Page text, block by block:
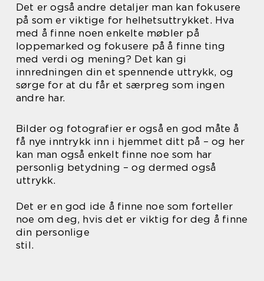
Det er også andre detaljer man kan fokusere
på som er viktige for helhetsuttrykket. Hva
med å finne noen enkelte møbler på
loppemarked og fokusere på å finne ting
med verdi og mening? Det kan gi
innredningen din et spennende uttrykk, og
sørge for at du får et særpreg som ingen
andre har.
Bilder og fotografier er også en god måte å
få nye inntrykk inn i hjemmet ditt på – og her
kan man også enkelt finne noe som har
personlig betydning – og dermed også
uttrykk.
Det er en god ide å finne noe som forteller
noe om deg, hvis det er viktig for deg å finne
din personlige
stil.